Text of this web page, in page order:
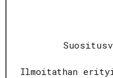
Ilmoitathan